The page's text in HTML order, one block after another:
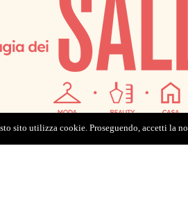
sito utilizza cookie. Proseguendo, accetti la